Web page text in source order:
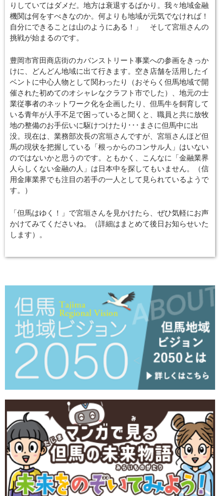
りしていてはダメだ。地方は衰退するばかり。我々地域金融
機関は何をすべきなのか。何よりも地域が元気でなければ！
自分にできることは山のようにある！」 そして宮垣さんの
挑戦が始まるのです。
豊岡市宵田商店街のカバンストリート事業への参画をきっか
けに、どんどん地域に出て行きます。空き店舗を活用したイ
ベントに中心人物として関わったり（おそらく但馬地域で開
催された初めてのオシャレなクラフト市でした）、地元の士
業従事者のネットワーク化を企画したり、但馬牛を飼育して
いる青年が人手不足で困っていると聞くと、職員と共に放牧
地の整備のお手伝いに駆けつけたり･･･まさに但馬中に出
没。現在は、業務部次長の宮垣さんですが、宮垣さんほど但
馬の現状を把握している「根っからのコンサル人」はいない
のではないかと思うのです。ともかく、こんなに「金融業界
人らしくない金融の人」は日本中を探してもいません。（信
用金庫業界でも注目の若手の一人として見られているようで
す。）
「但馬はゆく！」で宮垣さんを見かけたら、ぜひ気軽にお声
かけてみてくださいね。（詳細はまとめて後日お知らせいた
します）。